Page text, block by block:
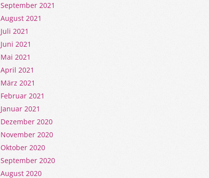
September 2021
August 2021
Juli 2021
Juni 2021
Mai 2021
April 2021
März 2021
Februar 2021
Januar 2021
Dezember 2020
November 2020
Oktober 2020
September 2020
August 2020